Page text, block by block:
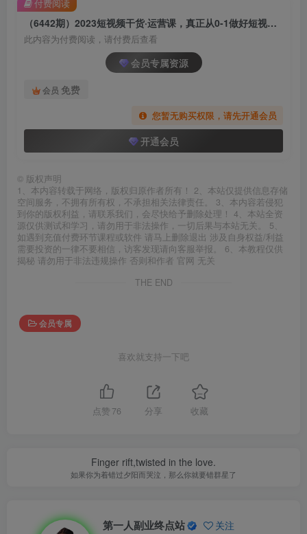
（6442期）2023短视频干货·运营课，真正从0-1做好短视频（30节课）
此内容为付费阅读，请付费后查看
会员专属资源
会员 免费
您暂无购买权限，请先开通会员
开通会员
付费阅读
© 版权声明
1、本内容转载于网络，版权归原作者所有！ 2、本站仅提供信息存储
空间服务，不拥有所有权，不承担相关法律责任。 3、本内容若侵犯
到你的版权利益，请联系我们，会尽快给予删除处理！ 4、本站全资
源仅供测试和学习，请勿用于非法操作，一切后果与本站无关。 5、
如遇到充值付费环节课程或软件 请马上删除退出 涉及自身权益/利益
需要投资的一律不要相信，访客发现请向客服举报。 6、本教程仅供
揭秘 请勿用于非法违规操作 否则和作者 官网 无关
THE END
会员专属
喜欢就支持一下吧
点赞 76 分享 收藏
Finger rift,twisted in the love.
如果你为着错过夕阳而哭泣，那么你就要错群星了
第一人副业终点站 关注